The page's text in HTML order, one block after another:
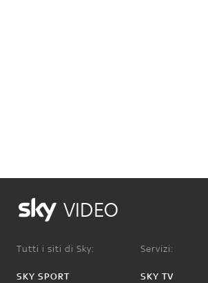
VIDEO
Tutti i siti di Sky:
SKY SPORT
Servizi:
SKY TV